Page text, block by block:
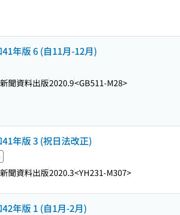
41年版 6 (自11月-12月)
新聞資料出版2020.9<GB511-M28>
41年版 3 (祝日法改正)
新聞資料出版2020.3<YH231-M307>
42年版 1 (自1月-2月)